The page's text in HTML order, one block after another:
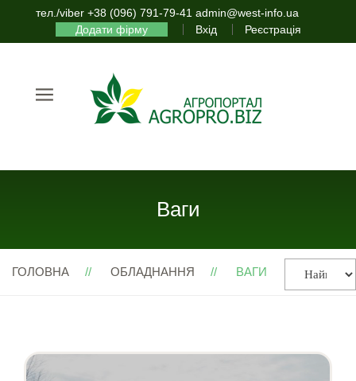
тел./viber +38 (096) 791-79-41 admin@west-info.ua
Додати фірму
Вхід Реєстрація
Ваги
ГОЛОВНА ОБЛАДНАННЯ ВАГИ